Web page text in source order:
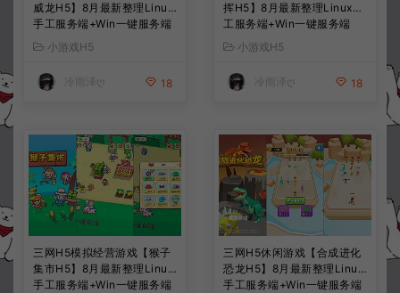
威龙H5】8月最新整理Linux
手工服务端+Win一键服务端
+解压即玩+简易安卓客户端
+详细搭建教程
小游戏H5
冷雨泽ღ 18
挥H5】8月最新整理Linux手
工服务端+Win一键服务端
+解压即玩+简易安卓客户端
+详细搭建教程
小游戏H5
冷雨泽ღ 18
三网H5模拟经营游戏【猴子
集市H5】8月最新整理Linux
手工服务端+Win一键服务端
三网H5休闲游戏【合成进化
恐龙H5】8月最新整理Linux
手工服务端+Win一键服务端